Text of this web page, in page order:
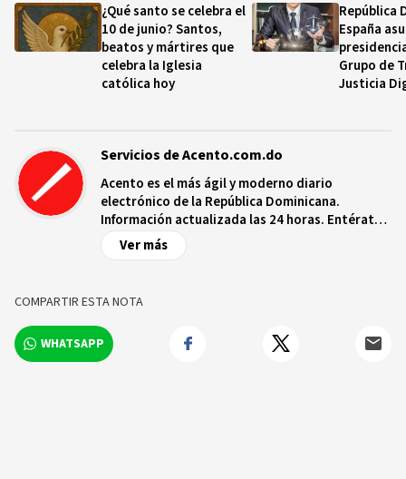
¿Qué santo se celebra el
10 de junio? Santos,
beatos y mártires que
celebra la Iglesia
católica hoy
República
España
Grupo de
Justicia
Servicios de Acento.com.do
Acento es el más ágil y moderno diario
electrónico de la República Dominicana.
Información actualizada las 24 horas. Entérate
de las noticias y sucesos más importantes a
nivel nacional e internacional, videos y fotos
Ver más
COMPARTIR ESTA NOTA
WHATSAPP